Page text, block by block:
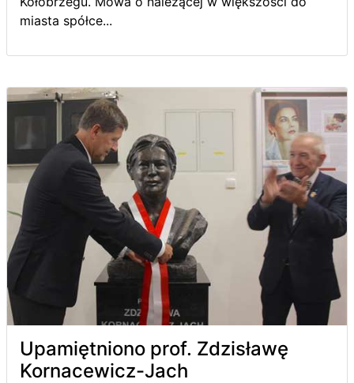
miasta spółce...
Upamiętniono prof. Zdzisławę
Kornacewicz-Jach